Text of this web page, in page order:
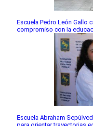
Escuela Pedro León Gallo
compromiso con la
Escuela Abraham